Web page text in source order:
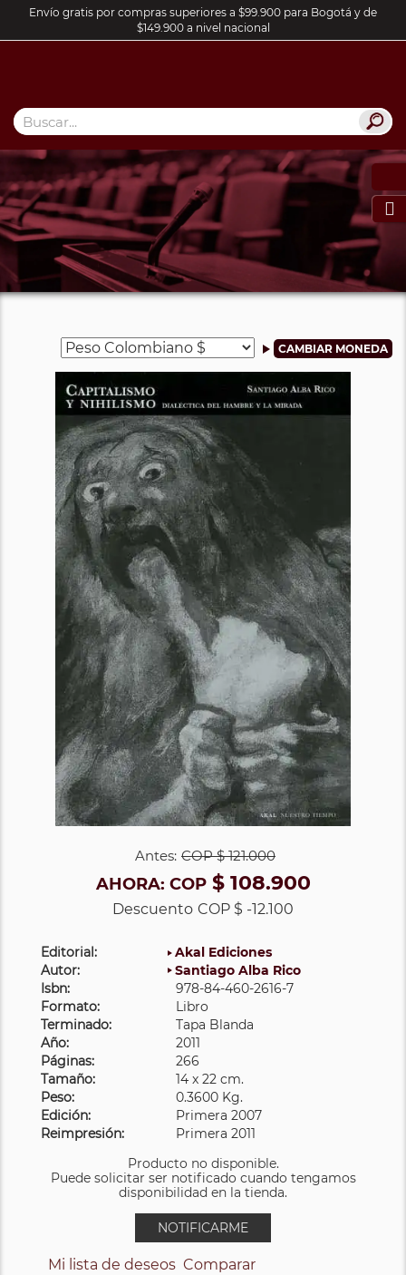
Envío gratis por compras superiores a $99.900 para Bogotá y de
$149.900 a nivel nacional

Antes: COP$ 121.000
AHORA: COP$ 108.900
Descuento COP $ -12.100
Editorial:
Akal Ediciones
Autor:
Santiago Alba Rico
Isbn:
978-84-460-2616-7
Formato:
Libro
Terminado:
Tapa Blanda
Año:
2011
Páginas:
266
Tamaño:
14 x 22 cm.
Peso:
0.3600 Kg.
Edición:
Primera 2007
Reimpresión:
Primera 2011
Producto no disponible.
Puede solicitar ser notificado cuando tengamos
disponibilidad en la tienda.
NOTIFICARME
Mi lista de deseos Comparar